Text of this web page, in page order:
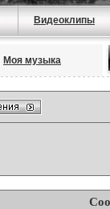
Видеоклипы
Моя музыка